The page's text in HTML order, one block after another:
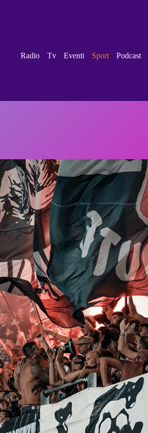
Radio Tv Eventi Sport Podcast